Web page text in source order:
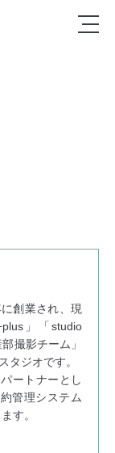
創業され、現
」「studio
撮影チーム」
タジオです。
ートナーとし
管理システム
す。